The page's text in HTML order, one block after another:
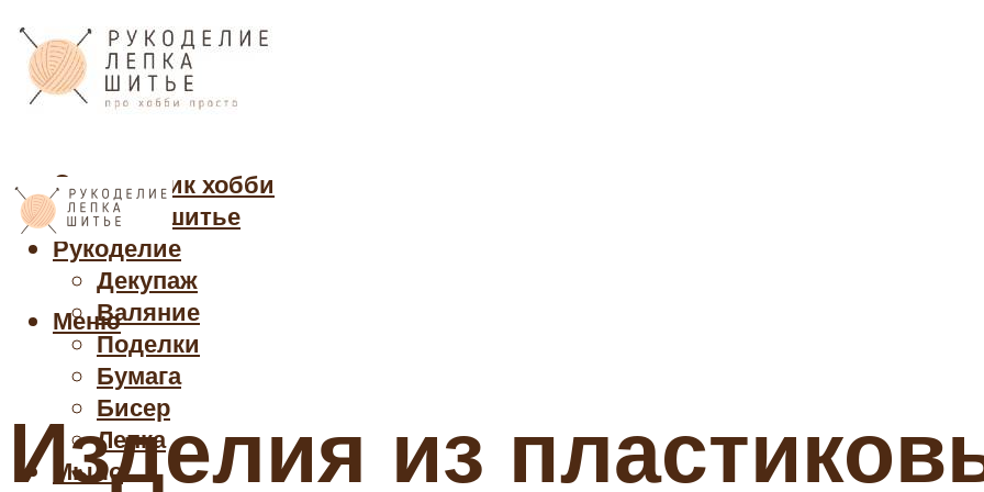
Cправочник хобби
Кройка и шитье
Рукоделие
Декупаж
Валяние
Поделки
Бумага
Бисер
Лепка
Мыло
Меню
Изделия из